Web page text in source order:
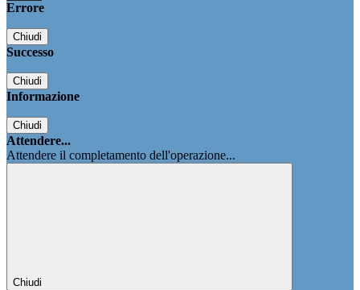
Errore
Chiudi
Successo
Chiudi
Informazione
Chiudi
Attendere...
Attendere il completamento dell'operazione...
Chiudi